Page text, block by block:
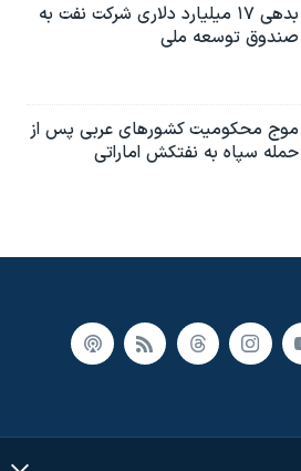
بدهی ۱۷ میلیارد دلاری شرکت نفت به
صندوق توسعه ملی
موج محکومیت کشورهای عربی پس از
حمله سپاه به نفتکش اماراتی